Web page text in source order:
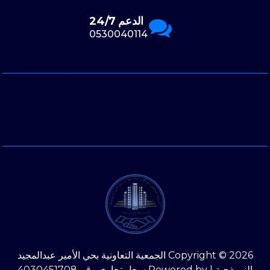
الدعم 24/7
0530040114
Copyright © 2026 الجمعية التعاونية بحي الأمير عبدالمجيد